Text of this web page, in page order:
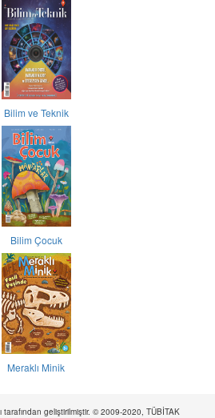
Bilim ve Teknik
Bilim Çocuk
Meraklı Minik
tarafından geliştirilmiştir. © 2009-2020, TÜBİTAK